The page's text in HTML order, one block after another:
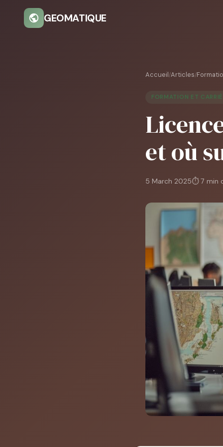
GEOMATIQUE
Accueil/Articles/
FORMATION ET
et où
5 March 2025⏱ 7 min